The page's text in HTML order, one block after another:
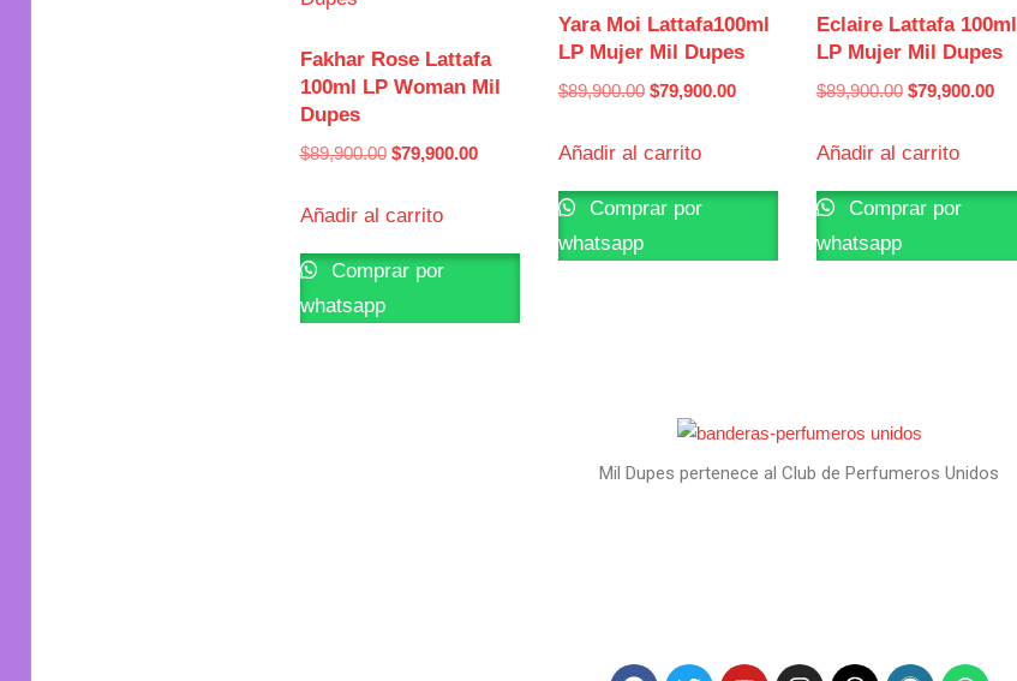
Fakhar Rose Lattafa
100ml LP Woman Mil
Dupes
$89,900.00 $79,900.00
Añadir al carrito
Comprar por
whatsapp
Yara Moi Lattafa100ml
LP Mujer Mil Dupes
$89,900.00 $79,900.00
Añadir al carrito
Comprar por
whatsapp
Eclaire Lattafa 100ml
LP Mujer Mil Dupes
$89,900.00 $79,900.00
Añadir al carrito
Comprar por
whatsapp
Mil Dupes pertenece al Club de Perfumeros Unidos